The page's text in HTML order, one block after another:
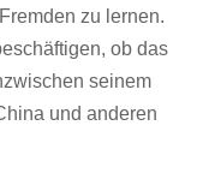
zu lernen.
ob das
seinem
und anderen